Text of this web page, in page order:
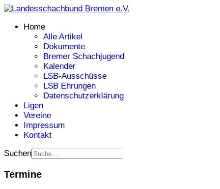
Home
Alle Artikel
Dokumente
Bremer Schachjugend
Kalender
LSB-Ausschüsse
LSB Ehrungen
Datenschutzerklärung
Ligen
Vereine
Impressum
Kontakt
Suchen
Termine